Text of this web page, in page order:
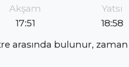
Akşam
17:51
Yatsı
18:58
arasında bulunur, zaman